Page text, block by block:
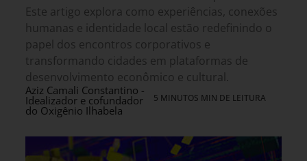
Este artigo explora como experiências, conexões
humanas e identidade local estão redefinindo o
papel dos encontros corporativos e
transformando cidades em plataformas de
desenvolvimento econômico e cultural.
Aziz Camali Constantino -
Idealizador e cofundador
do Oxigênio Ilhabela
5 MINUTOS MIN DE LEITURA